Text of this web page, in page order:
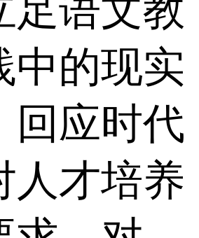
足语文教
中的现实
回应时代
人才培养